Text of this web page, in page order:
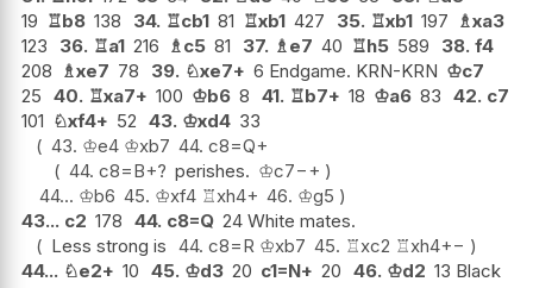
19 ♖b8 138 34. ♖cb1 81 ♖xb1 427 35. ♖xb1 197 ♗xa3
123
36. ♖a1 216 ♗ c5 81 37. ♗ e7 40 ♖h5 589 38. f4
208
♗xe7 78 39. ♘xe7+ 6 Endgame. KRN-KRN ♔c7
25 40. ♖xa7+ 100 ♔b6 8 41. ♖b7+ 18 ♔a6 83 42. c7
101 ♘xf4+ 52 43. ♔xd4 33
43. ♔e4 ♔xb7 44. c8=Q+
44. c8=B+? perishes. ♔c7−+
44... ♔b6 45. ♔xf4 ♖xh4+ 46. ♔g5
43... c2 178 44. c8=Q 24 White mates.
Less strong is 44. c8=R ♔xb7 45. ♖xc2 ♖xh4+−
44... ♘e2+ 10 45. ♔d3 20 c1=N+ 20 46. ♔d2 13 Black